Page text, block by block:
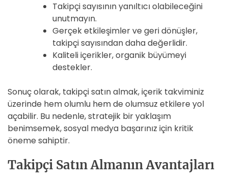
Takipçi sayısının yanıltıcı olabileceğini
unutmayın.
Gerçek etkileşimler ve geri dönüşler,
takipçi sayısından daha değerlidir.
Kaliteli içerikler, organik büyümeyi
destekler.
Sonuç olarak, takipçi satın almak, içerik takviminiz
üzerinde hem olumlu hem de olumsuz etkilere yol
açabilir. Bu nedenle, stratejik bir yaklaşım
benimsemek, sosyal medya başarınız için kritik
öneme sahiptir.
Takipçi Satın Almanın Avantajları